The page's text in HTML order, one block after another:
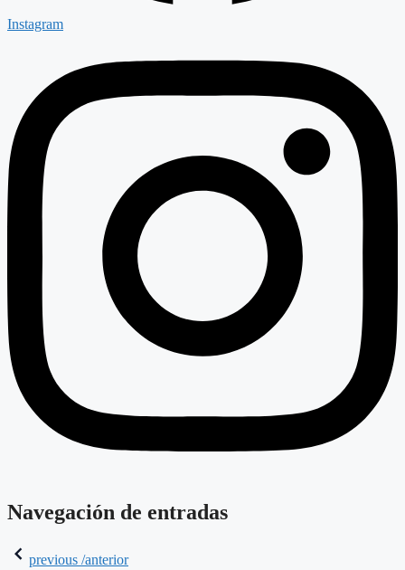
Instagram
Navegación de entradas
previous /anterior